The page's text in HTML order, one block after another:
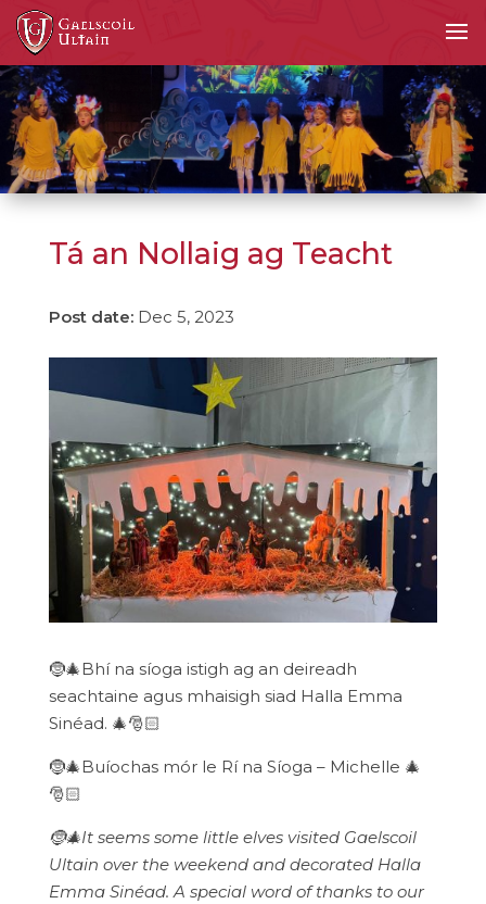
Tá an Nollaig ag Teacht
Dec 5, 2023
🤶🎄Bhí na síoga istigh ag an deireadh
seachtaine agus mhaisigh siad Halla Emma
Sinéad. 🎄🎅🏻
🤶🎄Buíochas mór le Rí na Síoga – Michelle 🎄
🎅🏻
🤶🎄It seems some little elves visited Gaelscoil
Ultain over the weekend and decorated Halla
Emma Sinéad. A special word of thanks to our